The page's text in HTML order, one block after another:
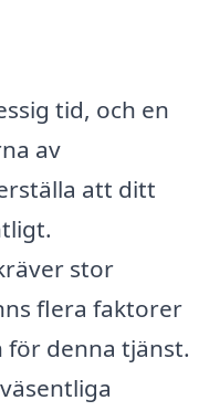
tid, och en
av
att ditt
stor
flera faktorer
för denna tjänst.